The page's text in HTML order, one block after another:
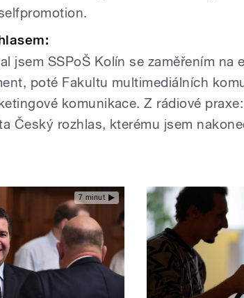
jsem SSPoŠ Kolín se zaměřením na
poté Fakultu multimediálních
komunikace. Z rádiové
Český rozhlas, kterému jsem
7 minut